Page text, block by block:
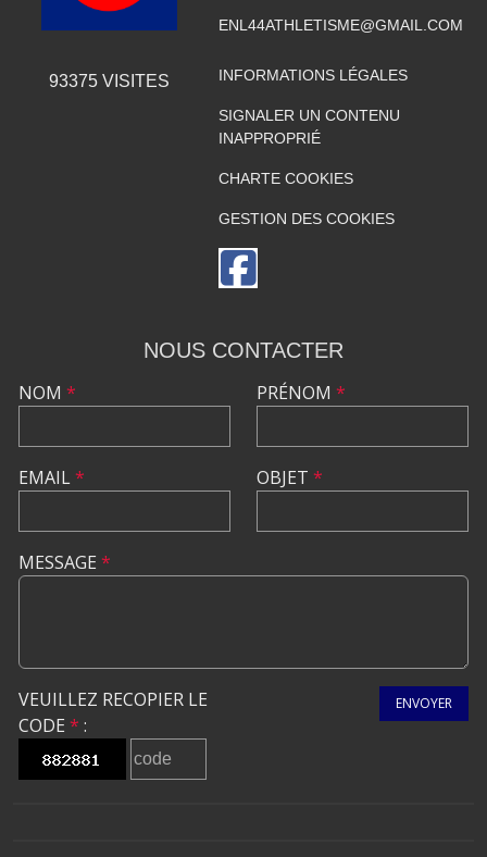
93375VISITES
ENL44ATHLETISME@GMAIL.COM
INFORMATIONS LÉGALES
SIGNALER UN CONTENU
INAPPROPRIÉ
CHARTE COOKIES
GESTION DES COOKIES
NOUS CONTACTER
NOM *
EMAIL*
PRÉNOM *
OBJET *
MESSAGE *
VEUILLEZ RECOPIER LE
CODE * :
ENVOYER